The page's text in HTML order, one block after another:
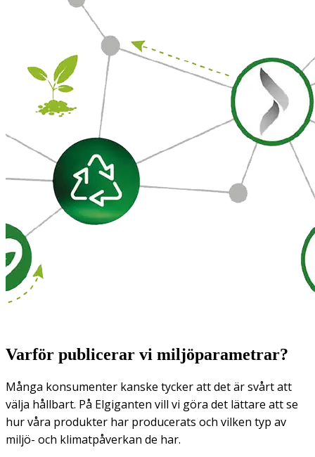
Varför publicerar vi miljöparametrar?
Många konsumenter kanske tycker att det är svårt att
välja hållbart. På Elgiganten vill vi göra det lättare att se
hur våra produkter har producerats och vilken typ av
miljö- och klimatpåverkan de har.